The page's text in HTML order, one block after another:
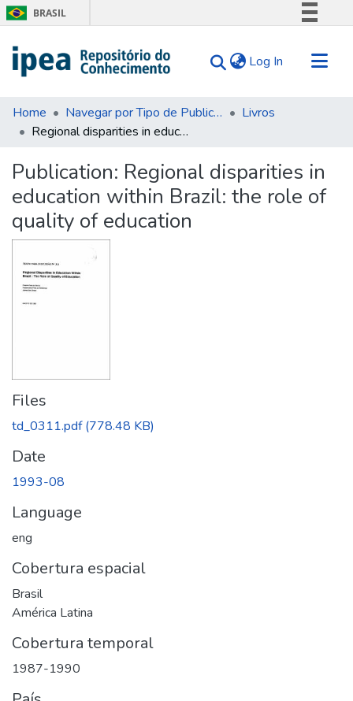
BRASIL
Comunica BR
Acesso à informação
Log In (current)
Communities & Collections
Search for
Statistics
Tips
About Us
Home Navegar por Tipo de Publicação
Livros
Regional disparities in education within Brazil: the role of quality of education
Publication: Regional disparities in
education within Brazil: the role of
quality of education
Files
td_0311.pdf(778.48 KB)
Date
1993-08
Language
eng
Cobertura espacial
Brasil
América Latina
Cobertura temporal
1987-1990